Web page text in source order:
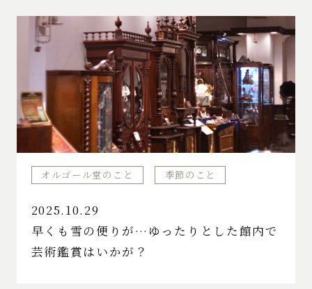
オルゴール堂のこと 季節のこと
2025.10.29
早くも雪の便りが…ゆったりとした館内で
芸術鑑賞はいかが？